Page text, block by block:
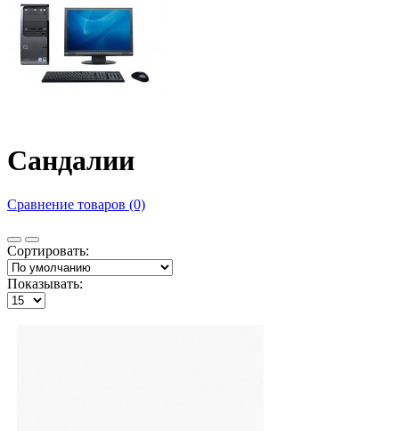
Сандалии
Сравнение товаров (0)
Сортировать:
Показывать: